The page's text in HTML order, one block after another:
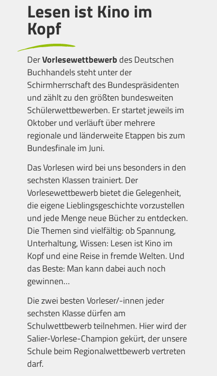
Lesen ist Kino im
Kopf
DerVorlesewettbewerb des Deutschen
Buchhandels steht unter der
Schirmherrschaft des Bundespräsidenten
und zählt zu den größten bundesweiten
Schülerwettbewerben. Er startet jeweils im
Oktober und verläuft über mehrere
regionale und länderweite Etappen bis zum
Bundesfinale im Juni.
Das Vorlesen wird bei uns besonders in den
sechsten Klassen trainiert. Der
Vorlesewettbewerb bietet die Gelegenheit,
die eigene Lieblingsgeschichte vorzustellen
und jede Menge neue Bücher zu entdecken.
Die Themen sind vielfältig: ob Spannung,
Unterhaltung, Wissen: Lesen ist Kino im
Kopf und eine Reise in fremde Welten. Und
das Beste: Man kann dabei auch noch
gewinnen…
Die zwei besten Vorleser/-innen jeder
sechsten Klasse dürfen am
Schulwettbewerb teilnehmen. Hier wird der
Salier-Vorlese-Champion gekürt, der unsere
Schule beim Regionalwettbewerb vertreten
darf.